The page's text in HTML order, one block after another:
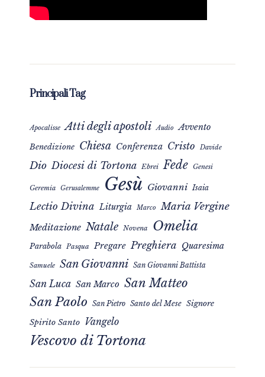
Principali Tag
Apocalisse Atti degli apostoli Audio Avvento
Benedizione Chiesa Conferenza Cristo Davide
Dio Diocesi di Tortona Ebrei Fede Genesi
Geremia Gerusalemme Gesù Giovanni Isaia
Lectio Divina Liturgia Marco Maria Vergine
Meditazione Natale Novena Omelia
Parabola Pasqua Pregare Preghiera Quaresima
Samuele San Giovanni San Giovanni Battista
San Luca San Marco San Matteo
San Paolo San Pietro Santo del Mese Signore
Spirito Santo Vangelo
Vescovo di Tortona